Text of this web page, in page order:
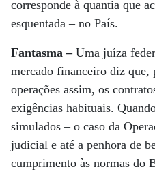
corresponde à quantia que
esquentada – no País.
Fantasma –Uma juíza
mercado financeiro diz que,
operações assim, os
exigências habituais.
simulados – o caso da
judicial e até a penhora de
cumprimento às normas do